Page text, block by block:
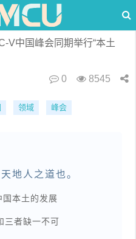
V中国峰会同期举行“本土
0 8545
领域 峰会
天地人之道也。
国本土的发展
三者缺一不可